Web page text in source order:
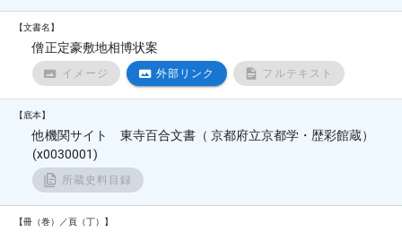
【文書名】
僧正定豪敷地相博状案
イメージ 外部リンク フルテキスト
【底本】
他機関サイト 東寺百合文書（ 京都府立京都学・歴彩館蔵）
(x0030001)
所蔵史料目録
【冊（巻）／頁（丁）】